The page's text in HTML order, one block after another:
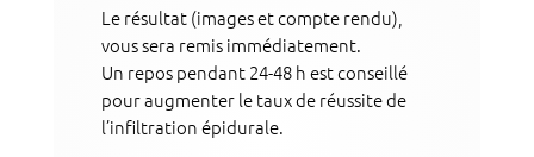
Le résultat (images et compte rendu),
vous sera remis immédiatement.
Un repos pendant 24-48 h est conseillé
pour augmenter le taux de réussite de
l’infiltration épidurale.